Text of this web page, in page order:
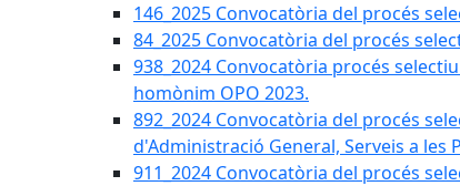
146_2025 Convocatòria del procés
84_2025 Convocatòria del procés
938_2024 Convocatòria procés
homònim OPO 2023.
892_2024 Convocatòria del procés
d'Administració General, Serveis a les
911_2024 Convocatòria del procés